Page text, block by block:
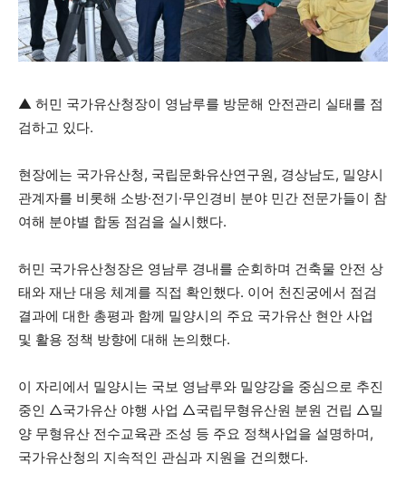
▲ 허민 국가유산청장이 영남루를 방문해 안전관리 실태를 점
검하고 있다.
현장에는 국가유산청, 국립문화유산연구원, 경상남도, 밀양시
관계자를 비롯해 소방·전기·무인경비 분야 민간 전문가들이 참
여해 분야별 합동 점검을 실시했다.
허민 국가유산청장은 영남루 경내를 순회하며 건축물 안전 상
태와 재난 대응 체계를 직접 확인했다. 이어 천진궁에서 점검
결과에 대한 총평과 함께 밀양시의 주요 국가유산 현안 사업
및 활용 정책 방향에 대해 논의했다.
이 자리에서 밀양시는 국보 영남루와 밀양강을 중심으로 추진
중인 △국가유산 야행 사업 △국립무형유산원 분원 건립 △밀
양 무형유산 전수교육관 조성 등 주요 정책사업을 설명하며,
국가유산청의 지속적인 관심과 지원을 건의했다.